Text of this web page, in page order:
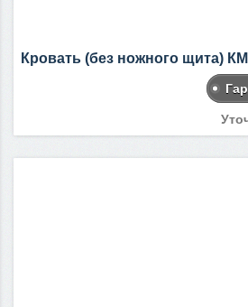
Кровать (без ножного щита)